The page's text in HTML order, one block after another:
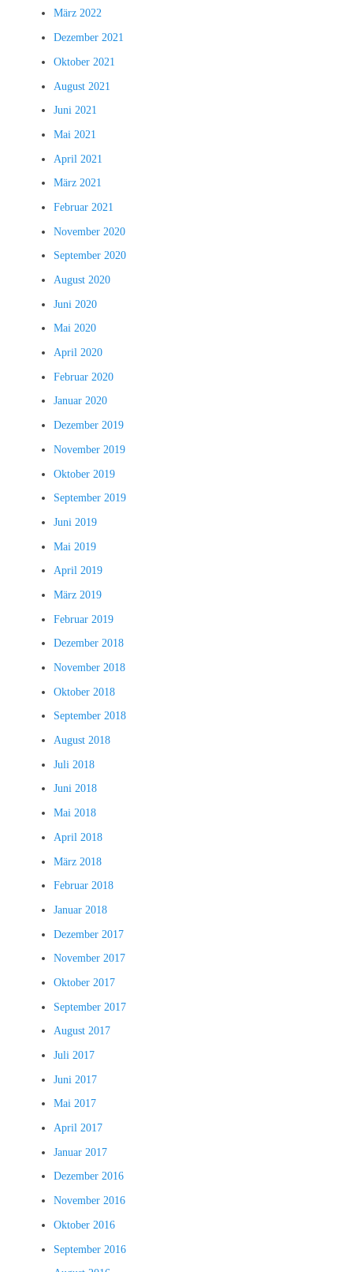
März 2022
Dezember 2021
Oktober 2021
August 2021
Juni 2021
Mai 2021
April 2021
März 2021
Februar 2021
November 2020
September 2020
August 2020
Juni 2020
Mai 2020
April 2020
Februar 2020
Januar 2020
Dezember 2019
November 2019
Oktober 2019
September 2019
Juni 2019
Mai 2019
April 2019
März 2019
Februar 2019
Dezember 2018
November 2018
Oktober 2018
September 2018
August 2018
Juli 2018
Juni 2018
Mai 2018
April 2018
März 2018
Februar 2018
Januar 2018
Dezember 2017
November 2017
Oktober 2017
September 2017
August 2017
Juli 2017
Juni 2017
Mai 2017
April 2017
Januar 2017
Dezember 2016
November 2016
Oktober 2016
September 2016